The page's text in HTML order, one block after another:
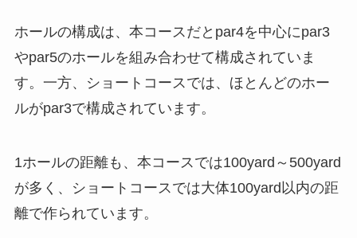
ホールの構成は、本コースだとpar4を中心にpar3
やpar5のホールを組み合わせて構成されていま
す。一方、ショートコースでは、ほとんどのホー
ルがpar3で構成されています。
1ホールの距離も、本コースでは100yard～500yard
が多く、ショートコースでは大体100yard以内の距
離で作られています。